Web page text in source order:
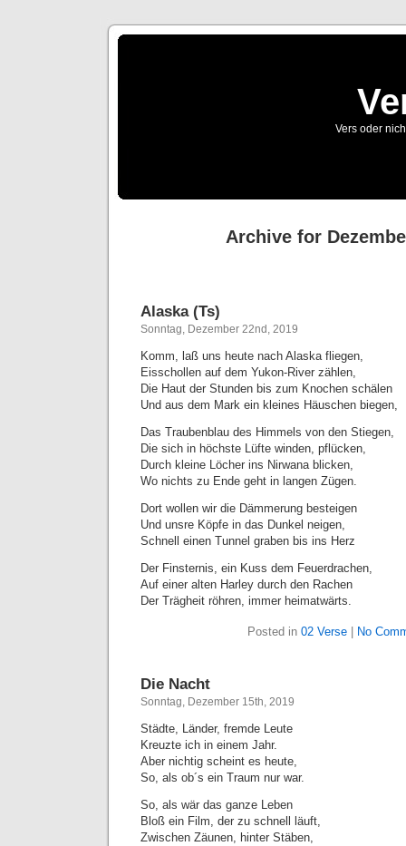
Vers oder
Archive for
Alaska (Ts)
Sonntag, Dezember 22nd, 2019
Komm, laß uns heute nach Alaska fliegen,
Eisschollen auf dem Yukon-River zählen,
Die Haut der Stunden bis zum Knochen schälen
Und aus dem Mark ein kleines Häuschen biegen,
Das Traubenblau des Himmels von den Stiegen,
Die sich in höchste Lüfte winden, pflücken,
Durch kleine Löcher ins Nirwana blicken,
Wo nichts zu Ende geht in langen Zügen.
Dort wollen wir die Dämmerung besteigen
Und unsre Köpfe in das Dunkel neigen,
Schnell einen Tunnel graben bis ins Herz
Der Finsternis, ein Kuss dem Feuerdrachen,
Auf einer alten Harley durch den Rachen
Der Trägheit röhren, immer heimatwärts.
Posted in 02 Verse| No
Die Nacht
Sonntag, Dezember 15th, 2019
Städte, Länder, fremde Leute
Kreuzte ich in einem Jahr.
Aber nichtig scheint es heute,
So, als ob´s ein Traum nur war.
So, als wär das ganze Leben
Bloß ein Film, der zu schnell läuft,
Zwischen Zäunen, hinter Stäben,